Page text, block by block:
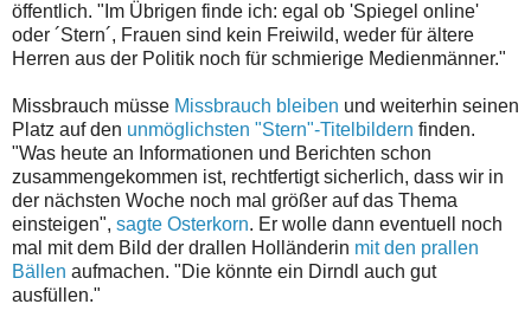
öffentlich. "Im Übrigen finde ich: egal ob 'Spiegel online'
oder ´Stern´, Frauen sind kein Freiwild, weder für ältere
Herren aus der Politik noch für schmierige Medienmänner."
Missbrauch müsse Missbrauch bleiben und weiterhin seinen
Platz auf den unmöglichsten "Stern"-Titelbildern finden.
"Was heute an Informationen und Berichten schon
zusammengekommen ist, rechtfertigt sicherlich, dass wir in
der nächsten Woche noch mal größer auf das Thema
einsteigen", sagte Osterkorn. Er wolle dann eventuell noch
mal mit dem Bild der drallen Holländerin mit den prallen
Bällen aufmachen. "Die könnte ein Dirndl auch gut
ausfüllen."